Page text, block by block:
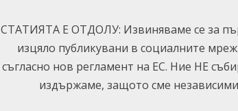
СТАТИЯТА Е ОТДОЛУ: Извиняваме се за
изцяло публикувани в социалните
съгласно нов регламент на ЕС. Ние НЕ
издържаме, защото сме